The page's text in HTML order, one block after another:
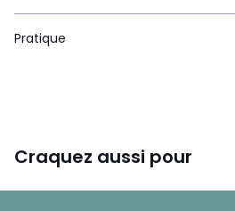
Pratique
Craquez aussi pour